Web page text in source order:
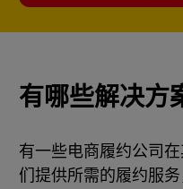
有哪些解决方
有一些电商履约公司
们提供所需的履约服